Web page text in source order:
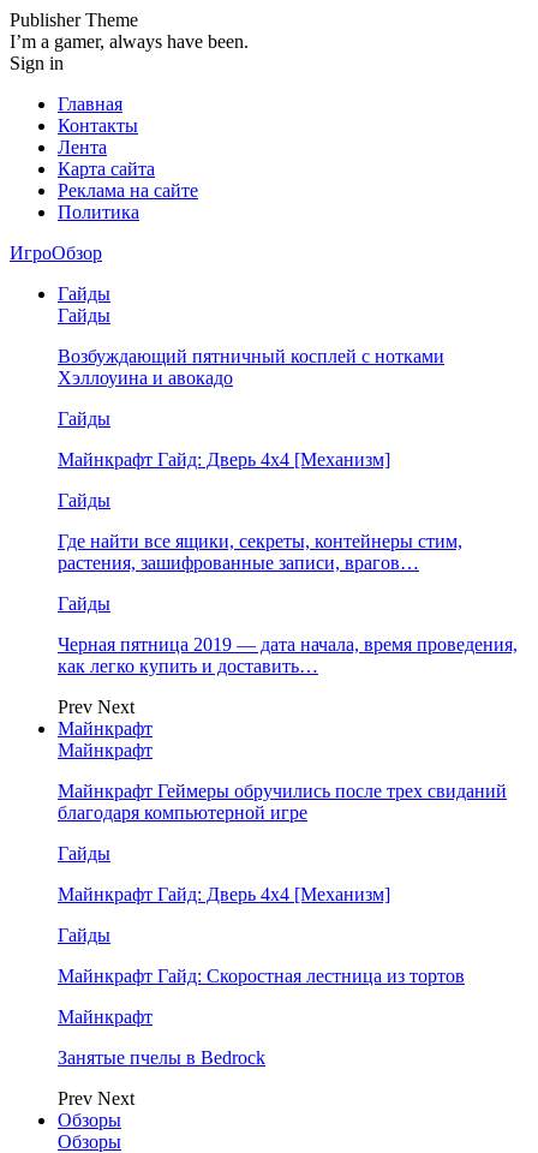
Publisher Theme
I’m a gamer, always have been.
Sign in
Главная
Контакты
Лента
Карта сайта
Реклама на сайте
Политика
ИгроОбзор
Гайды
Гайды
Возбуждающий пятничный косплей с нотками
Хэллоуина и авокадо
Гайды
Майнкрафт Гайд: Дверь 4х4 [Механизм]
Гайды
Где найти все ящики, секреты, контейнеры стим,
растения, зашифрованные записи, врагов…
Гайды
Черная пятница 2019 — дата начала, время проведения,
как легко купить и доставить…
Prev Next
Майнкрафт
Майнкрафт
Майнкрафт Геймеры обручились после трех свиданий
благодаря компьютерной игре
Гайды
Майнкрафт Гайд: Дверь 4х4 [Механизм]
Гайды
Майнкрафт Гайд: Скоростная лестница из тортов
Майнкрафт
Занятые пчелы в Bedrock
Prev Next
Обзоры
Обзоры